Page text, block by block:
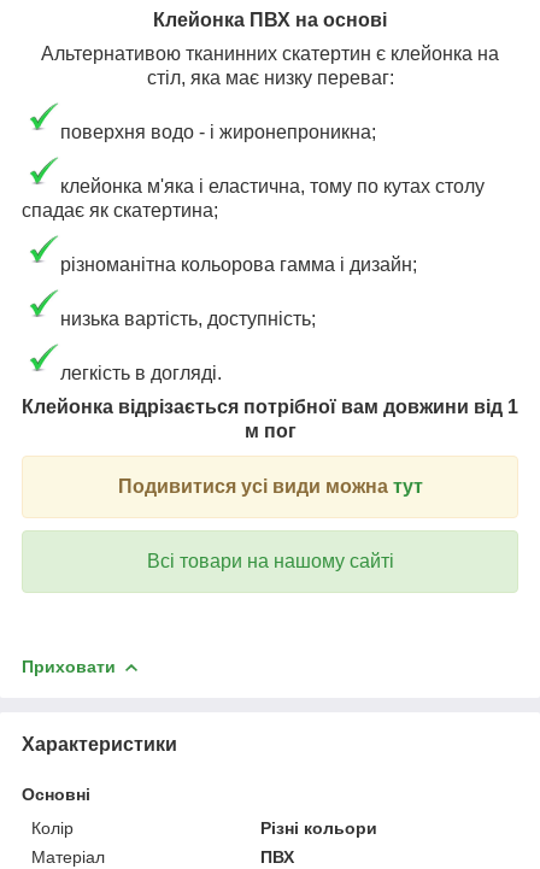
Клейонка ПВХ на основі
Альтернативою тканинних скатертин є клейонка на
стіл, яка має низку переваг:
поверхня водо - і жиронепроникна;
клейонка м'яка і еластична, тому по кутах столу
спадає як скатертина;
різноманітна кольорова гамма і дизайн;
низька вартість, доступність;
легкість в догляді.
Клейонка відрізається потрібної вам довжини від 1
м пог
Подивитися усі види можна тут
Всі товари на нашому сайті
Приховати
Характеристики
Основні
Колір
Різні кольори
Матеріал
ПВХ